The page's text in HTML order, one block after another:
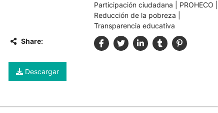
Participación ciudadana
PROHECO
Reducción de la pobreza
Transparencia educativa
Share:
Descargar